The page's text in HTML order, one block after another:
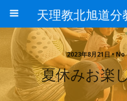
2023年8月21日 •
夏休みお楽